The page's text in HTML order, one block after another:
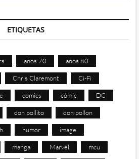
ETIQUETAS
años 70 años 80
Chris Claremont Ci-Fi
comics cómic DC
don pollito don pollon
humor image
manga Marvel mcu